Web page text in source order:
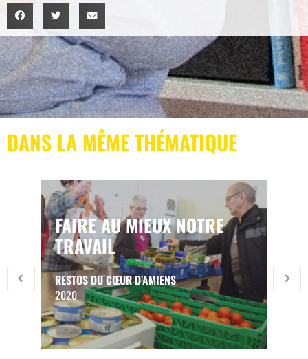
DANS LA MÊME THÉMATIQUE
FAIRE AU MIEUX NOTRE
TRAVAIL
RESTOS DU CŒUR D’AMIENS
2020